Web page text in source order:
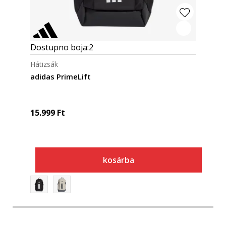
Dostupno boja:2
adidas PrimeLift
Hátizsák
15.999 Ft
kosárba